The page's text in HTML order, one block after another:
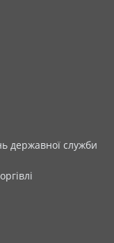
державної служби